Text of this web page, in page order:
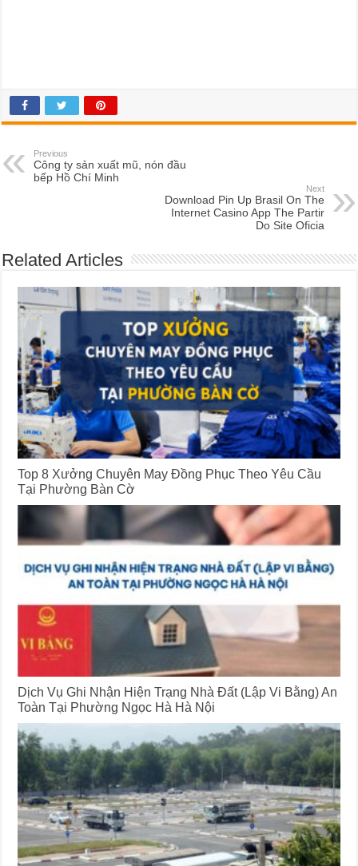
Previous
Công ty sản xuất mũ, nón đầu
bếp Hồ Chí Minh
Next
Download Pin Up Brasil️ On The
Internet Casino App The Partir
Do Site Oficia
Related Articles
Top 8 Xưởng Chuyên May Đồng Phục Theo Yêu Cầu
Tại Phường Bàn Cờ
Dịch Vụ Ghi Nhận Hiện Trạng Nhà Đất (Lập Vi Bằng) An
Toàn Tại Phường Ngọc Hà Hà Nội